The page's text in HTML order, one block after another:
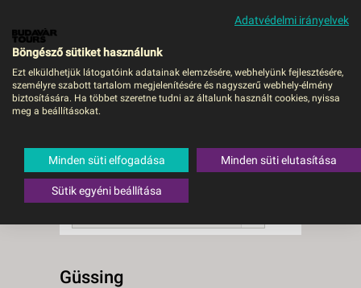
MENÜ
Güssing
megfelelő utazásttaláltunk.
A keresővel tovább szűkítheti a
találati listát!
RENDEZÉS:
Güssing
Adatvédelmi irányelvek
Böngésző sütiket használunk
Ezt elküldhetjük látogatóink adatainak elemzésére, webhelyünk fejlesztésére,
személyre szabott tartalom megjelenítésére és nagyszerű webhely-élmény
biztosítására. Ha többet szeretne tudni az általunk használt cookies, nyissa
meg a beállításokat.
Minden süti elfogadása Minden süti elutasítása
Sütik egyéni beállítása